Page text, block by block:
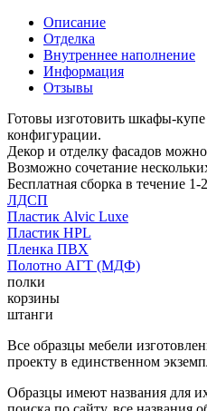
Описание
Отделка
Внутреннее наполнение
Информация
Отзывы
Готовы изготовить шкафы-
конфигурации.
Декор и отделку фасадов
Возможно сочетание
Бесплатная сборка в течение
ЛДСП
Пластик Alvic Luxe
Пластик HPL
Пленка ПВХ
Полотно АГТ (МДФ)
полки
корзины
штанги
Все образцы мебели
проекту в единственном
Образцы имеют названия для